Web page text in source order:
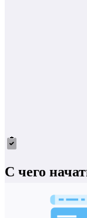
С чего